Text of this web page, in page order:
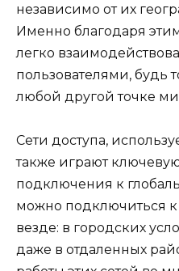
независимо от их
Именно благодаря
легко
пользователями, будь
любой другой точке
Сети доступа,
также играют
подключения к
можно подключиться к
везде: в городских
даже в отдаленных